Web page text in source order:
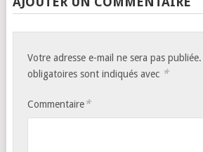
Votre adresse e-mail ne sera pas publiée.
obligatoires sont indiqués avec *
Commentaire*